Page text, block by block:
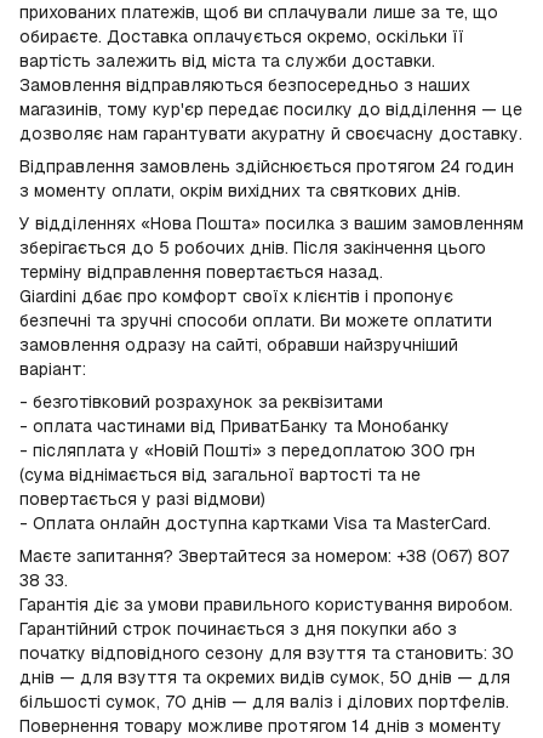
прихованих платежів, щоб ви сплачували лише за те, що
обираєте. Доставка оплачується окремо, оскільки її
вартість залежить від міста та служби доставки.
Замовлення відправляються безпосередньо з наших
магазинів, тому кур'єр передає посилку до відділення — це
дозволяє нам гарантувати акуратну й своєчасну доставку.
Відправлення замовлень здійснюється протягом 24 годин
з моменту оплати, окрім вихідних та святкових днів.
У відділеннях «Нова Пошта» посилка з вашим замовленням
зберігається до 5 робочих днів. Після закінчення цього
терміну відправлення повертається назад.
Giardini дбає про комфорт своїх клієнтів і пропонує
безпечні та зручні способи оплати. Ви можете оплатити
замовлення одразу на сайті, обравши найзручніший
варіант:
- безготівковий розрахунок за реквізитами
- оплата частинами від ПриватБанку та Монобанку
- післяплата у «Новій Пошті» з передоплатою 300 грн
(сума віднімається від загальної вартості та не
повертається у разі відмови)
- Оплата онлайн доступна картками Visa та MasterCard.
Маєте запитання? Звертайтеся за номером: +38 (067) 807
38 33.
Гарантія діє за умови правильного користування виробом.
Гарантійний строк починається з дня покупки або з
початку відповідного сезону для взуття та становить: 30
днів — для взуття та окремих видів сумок, 50 днів — для
більшості сумок, 70 днів — для валіз і ділових портфелів.
Повернення товару можливе протягом 14 днів з моменту